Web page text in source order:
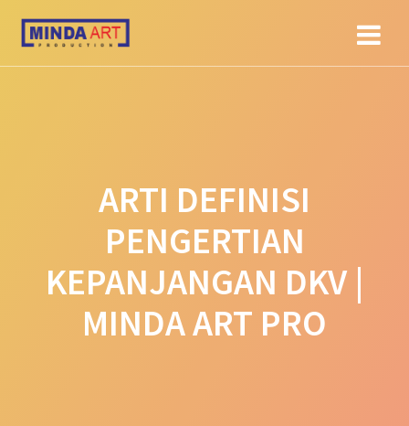
ARTI DEFINISI
PENGERTIAN
KEPANJANGAN DKV |
MINDA ART PRO